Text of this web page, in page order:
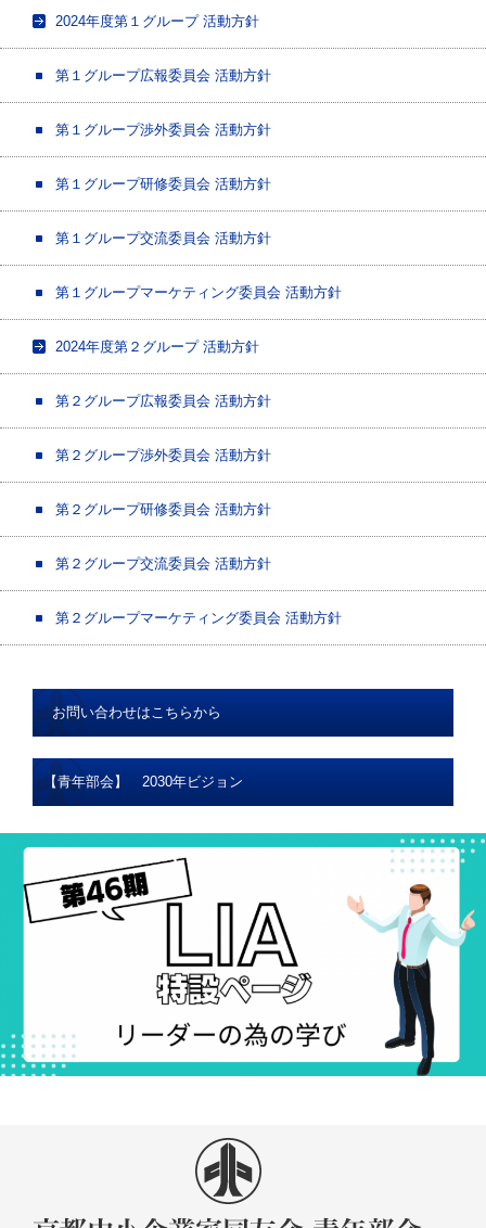
2024年度第１グループ 活動方針
第１グループ広報委員会 活動方針
第１グループ渉外委員会 活動方針
第１グループ研修委員会 活動方針
第１グループ交流委員会 活動方針
第１グループマーケティング委員会 活動方針
2024年度第２グループ 活動方針
第２グループ広報委員会 活動方針
第２グループ渉外委員会 活動方針
第２グループ研修委員会 活動方針
第２グループ交流委員会 活動方針
第２グループマーケティング委員会 活動方針
お問い合わせはこちらから
【青年部会】 2030年ビジョン